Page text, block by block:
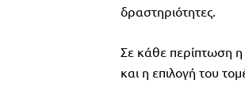
δραστηριότητες.
Σε κάθε περίπτωση η
και η επιλογή του